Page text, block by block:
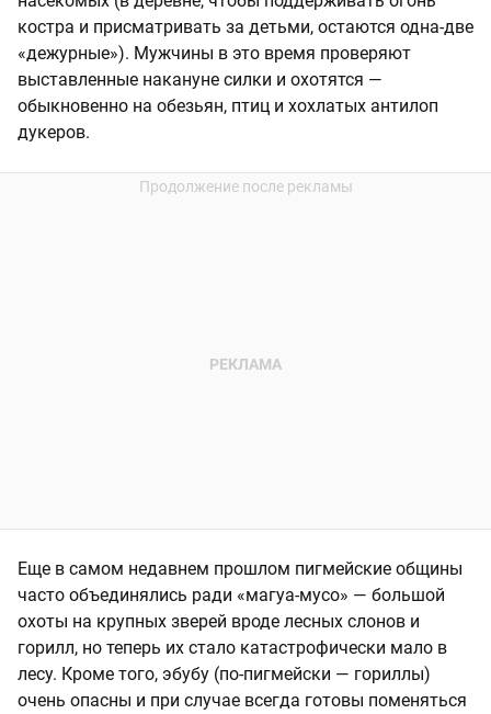
костра и присматривать за детьми, остаются одна-две
«дежурные»). Мужчины в это время проверяют
выставленные накануне силки и охотятся —
обыкновенно на обезьян, птиц и хохлатых антилоп
дукеров.
Еще в самом недавнем прошлом пигмейские общины
часто объединялись ради «магуа-мусо» — большой
охоты на крупных зверей вроде лесных слонов и
горилл, но теперь их стало катастрофически мало в
лесу. Кроме того, эбубу (по-пигмейски — гориллы)
очень опасны и при случае всегда готовы поменяться